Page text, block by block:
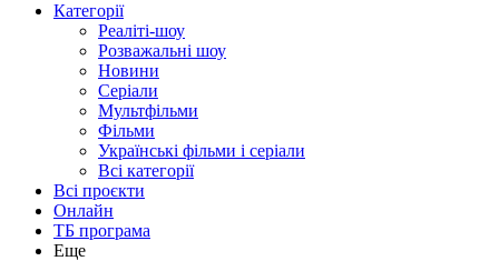
Категорії
Реаліті-шоу
Розважальні шоу
Новини
Серіали
Мультфільми
Фільми
Українські фільми і серіали
Всі категорії
Всі проєкти
Онлайн
ТБ програма
Еще